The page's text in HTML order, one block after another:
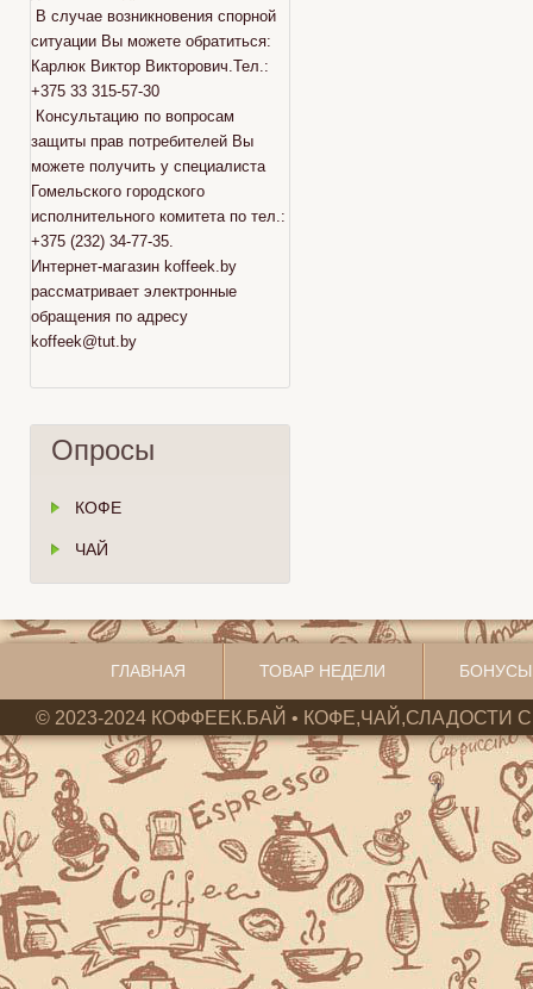
В случае возникновения спорной
ситуации Вы можете обратиться:
Карлюк Виктор Викторович.Тел.:
+375 33 315-57-30
Консультацию по вопросам
защиты прав потребителей Вы
можете получить у специалиста
Гомельского городского
исполнительного комитета по тел.:
+375 (232) 34-77-35.
Интернет-магазин koffeek.by
рассматривает электронные
обращения по адресу
koffeek@tut.by
Опросы
КОФЕ
ЧАЙ
ГЛАВНАЯ ТОВАР НЕДЕЛИ
© 2023-2024 КОФФЕЕК.БАЙ • КОФЕ,ЧАЙ,СЛАДОСТИ С